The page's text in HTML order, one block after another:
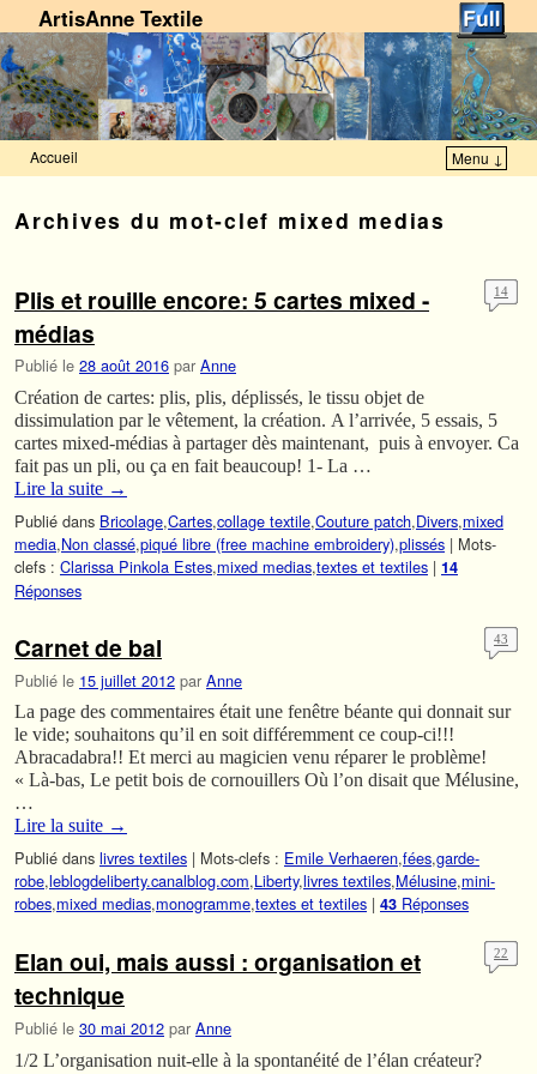
ArtisAnne Textile
Accueil Menu ↓
Archives du mot-clef mixed medias
Plis et rouille encore: 5 cartes mixed -
médias
Publié le 28 août 2016 par Anne
14
Création de cartes: plis, plis, déplissés, le tissu objet de
dissimulation par le vêtement, la création. A l’arrivée, 5 essais, 5
cartes mixed-médias à partager dès maintenant, puis à envoyer. Ca
fait pas un pli, ou ça en fait beaucoup! 1- La …
Lire la suite →
Publié dans Bricolage,Cartes,collage textile,Couture patch,Divers,mixed
media,Non classé,piqué libre (free machine embroidery),plissés | Mots-
clefs : Clarissa Pinkola Estes,mixed medias,textes et textiles | 14
Réponses
Carnet de bal
Publié le 15 juillet 2012 par Anne
43
La page des commentaires était une fenêtre béante qui donnait sur
le vide; souhaitons qu’il en soit différemment ce coup-ci!!!
Abracadabra!! Et merci au magicien venu réparer le problème!
« Là-bas, Le petit bois de cornouillers Où l’on disait que Mélusine,
…
Lire la suite →
Publié dans livres textiles | Mots-clefs : Emile Verhaeren,fées,garde-
robe,leblogdeliberty.canalblog.com,Liberty,livres textiles,Mélusine,mini-
robes,mixed medias,monogramme,textes et textiles | 43 Réponses
Elan oui, mais aussi : organisation et
technique
Publié le 30 mai 2012 par Anne
22
1/2 L’organisation nuit-elle à la spontanéité de l’élan créateur?